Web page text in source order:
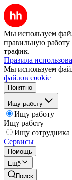
Мы используем
правильную работу
трафик.
Правила
Мы используем
файлов cookie
Понятно
Ищу работу
Ищу работу
Ищу работу
Ищу сотрудника
Сервисы
Помощь
Ещё
Поиск